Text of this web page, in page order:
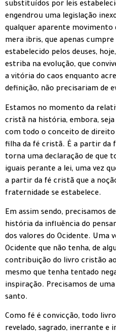
substituídos por leis
engendrou uma legislação
qualquer aparente movimento
mera ibris, que apenas
estabelecido pelos deuses,
estriba na evolução, que
a vitória do caos enquanto
definição, não precisariam de
Estamos no momento da
cristã na história, embora, seja
com todo o conceito de
filha da fé cristã. É a partir da
torna uma declaração de que
iguais perante a lei, uma vez
a partir da fé cristã que a
fraternidade se estabelece.
Em assim sendo, precisamos
história da influência do
dos valores do Ocidente. Uma
Ocidente que não tenha, de
contribuição do livro cristão
mesmo que tenha tentado
inspiração. Precisamos de
santo.
Como fé é convicção, todo
revelado, sagrado, inerrante e